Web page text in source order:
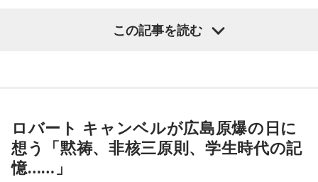
わけです」
このあと高市政権に関する解説が続いた。
■ゲスト： 原田かおり（KRYラジオパーソナリティ）
「今、広島では81回目の平和記念式典が
行われていまして、ちょうど今高市総理が就任後、初めての
てきた』という趣旨のことをおっしゃっているわけです。そ
れが、これから堅持をするのか、それがどういうことなのか
という言及が
なかったようです」
この記事を読む
ロバート キャンベルが広島原爆の日に
想う「黙祷、非核三原則、学生時代の記
憶……」